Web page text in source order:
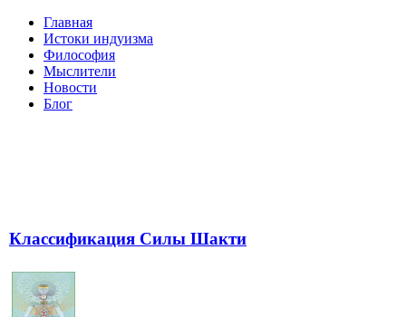
Главная
Истоки индуизма
Философия
Мыслители
Новости
Блог
Классификация Силы Шакти